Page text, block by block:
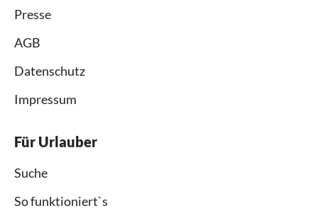
Presse
AGB
Datenschutz
Impressum
Für Urlauber
Suche
So funktioniert`s